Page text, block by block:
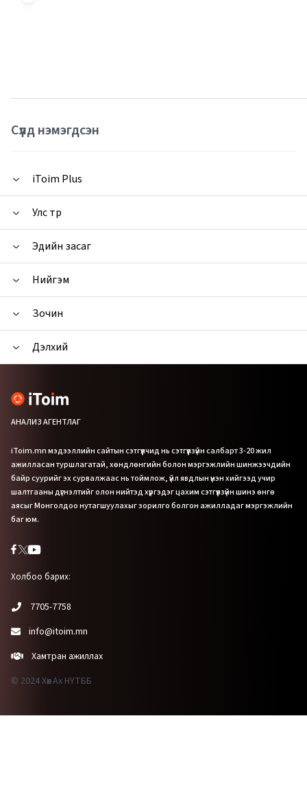
Сүүлд нэмэгдсэн
iToim Plus
Улс төр
Эдийн засаг
Нийгэм
Зочин
Дэлхий
АНАЛИЗ АГЕНТЛАГ
iToim.mn мэдээллийн сайтын сэтгүүлчид нь сэтгүүлзүйн салбарт 3-20 жил
ажилласан туршлагатай, хөндлөнгийн болон мэргэжлийн шинжээчдийн
байр суурийг эх сурвалжаас нь тоймлож, үйл явдлын үнэн хийгээд учир
шалтгааны дүгнэлтийг олон нийтэд хүргэдэг цахим сэтгүүлзүйн шинэ өнгө
аясыг Монголдоо нутагшуулахыг зорилго болгон ажилладаг мэргэжлийн
баг юм.
Холбоо барих:
7705-7758
info@itoim.mn
Хамтран ажиллах
© 2024 Хөх Ах НҮТББ